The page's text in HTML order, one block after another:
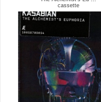
cassette